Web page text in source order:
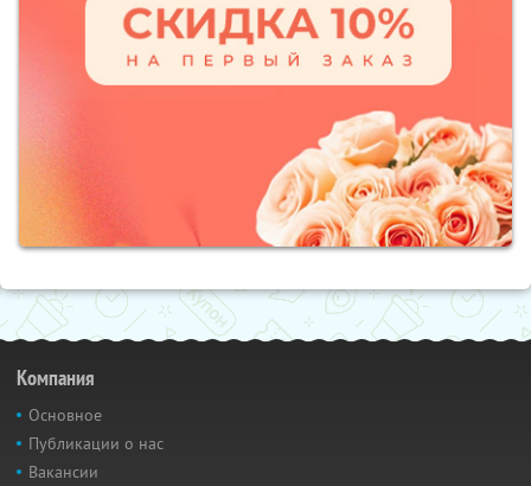
Компания
Основное
Публикации о нас
Вакансии